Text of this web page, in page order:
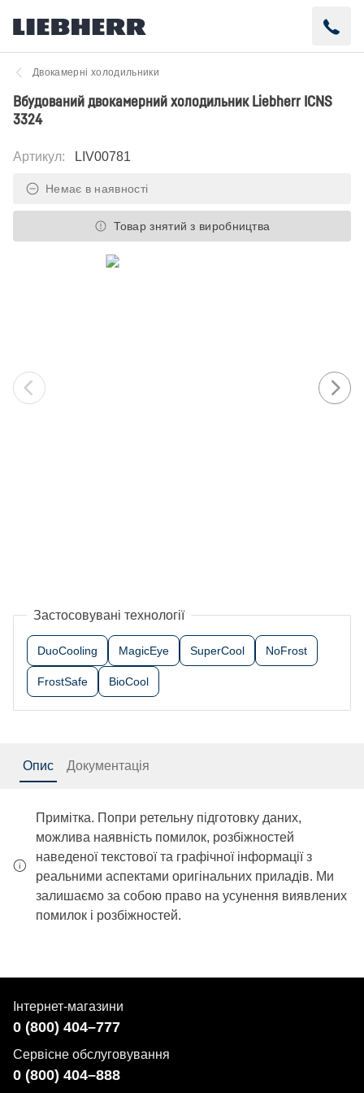
Двокамерні холодильники
Вбудований двокамерний холодильник Liebherr ICNS
3324
Артикул: LIV00781
Немає в наявності
Товар знятий з виробництва
Застосовувані технології
DuoCooling MagicEye SuperCool NoFrost
FrostSafe BioCool
Опис Документація
Примітка. Попри ретельну підготовку даних,
можлива наявність помилок, розбіжностей
наведеної текстової та графічної інформації з
реальними аспектами оригінальних приладів. Ми
залишаємо за собою право на усунення виявлених
помилок і розбіжностей.
Інтернет-магазини
0 (800) 404–777
Сервісне обслуговування
0 (800) 404–888